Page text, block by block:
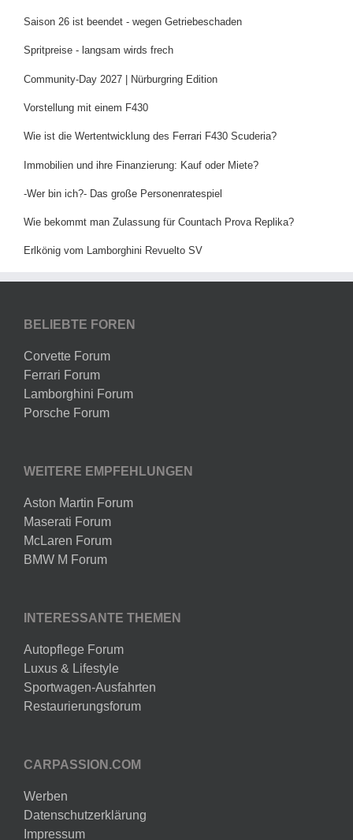
Saison 26 ist beendet - wegen Getriebeschaden
Spritpreise - langsam wirds frech
Community-Day 2027 | Nürburgring Edition
Vorstellung mit einem F430
Wie ist die Wertentwicklung des Ferrari F430 Scuderia?
Immobilien und ihre Finanzierung: Kauf oder Miete?
-Wer bin ich?- Das große Personenratespiel
Wie bekommt man Zulassung für Countach Prova Replika?
Erlkönig vom Lamborghini Revuelto SV
BELIEBTE FOREN
Corvette Forum
Ferrari Forum
Lamborghini Forum
Porsche Forum
WEITERE EMPFEHLUNGEN
Aston Martin Forum
Maserati Forum
McLaren Forum
BMW M Forum
INTERESSANTE THEMEN
Autopflege Forum
Luxus & Lifestyle
Sportwagen-Ausfahrten
Restaurierungsforum
CARPASSION.COM
Werben
Datenschutzerklärung
Impressum